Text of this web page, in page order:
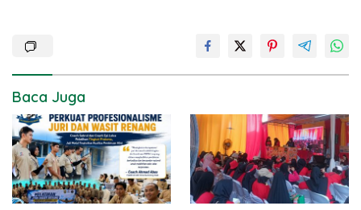
Baca Juga